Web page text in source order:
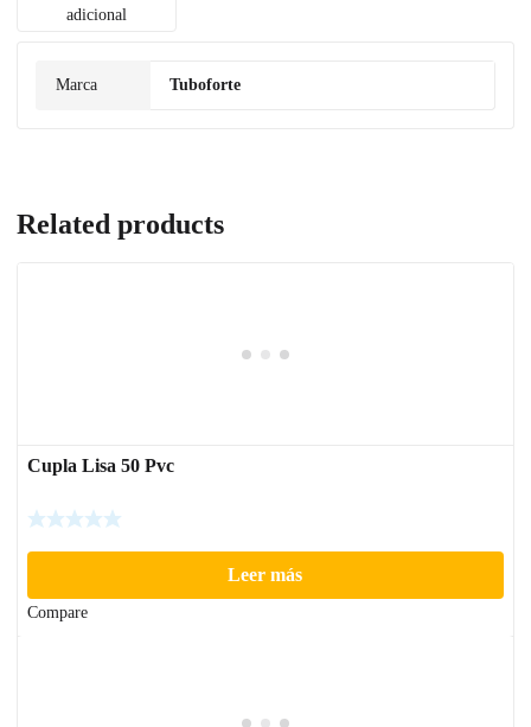
adicional
Marca Tuboforte
Related products
Cupla Lisa 50 Pvc
Leer más
Compare